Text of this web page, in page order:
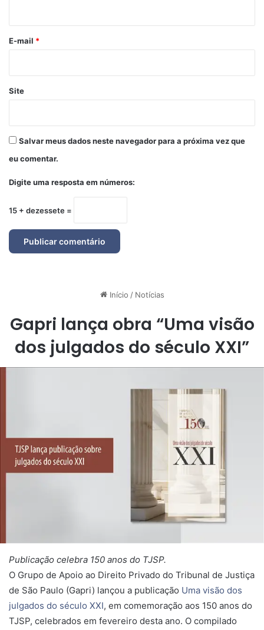
*
E-mail *
Site
Salvar meus dados neste navegador para a próxima vez que
eu comentar.
Digite uma resposta em números:
15 + dezessete =